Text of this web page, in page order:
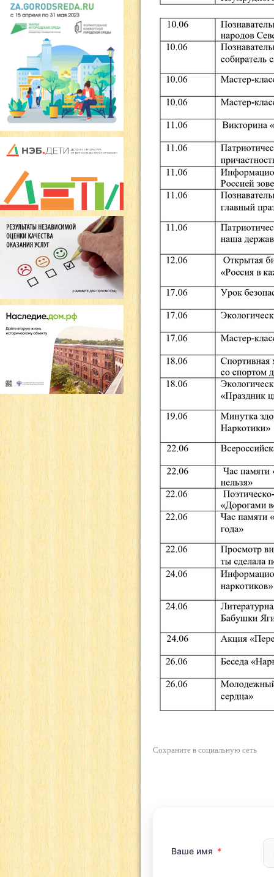
Сохраните в социальную сеть
Ваше имя *